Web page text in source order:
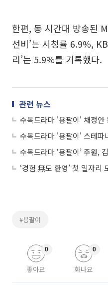
한편, 동 시간대 방송된
선비’는 시청률 6.9%,
리’는 5.9%를 기록했다.
관련 뉴스
수목드라마 '용팔이' 채정안
‘경험 無도 환영’ 첫 일자리
#용팔이
좋아요
0
화나요
0